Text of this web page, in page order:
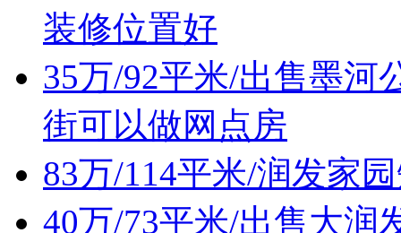
装修位置好
35万/92平米/出售墨河
街可以做网点房
83万/114平米/润发家
40万/73平米/出售大润